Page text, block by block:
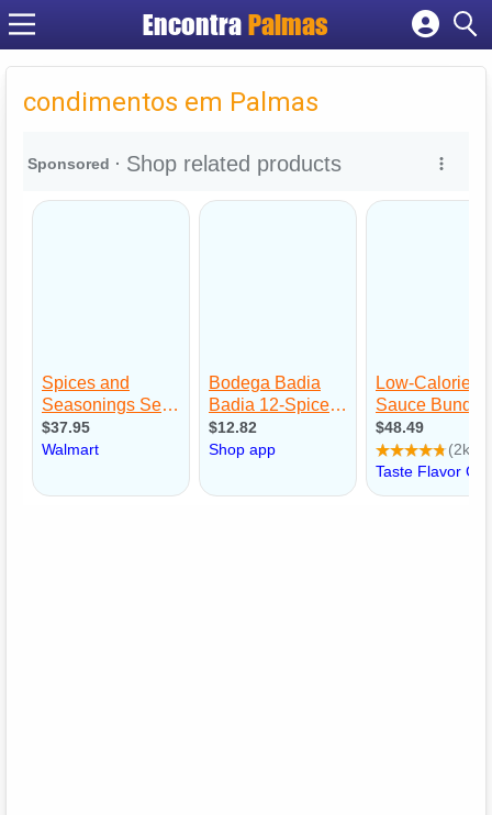
Encontra Palmas
Cadastrar empresa
Criar conta
condimentos em Palmas